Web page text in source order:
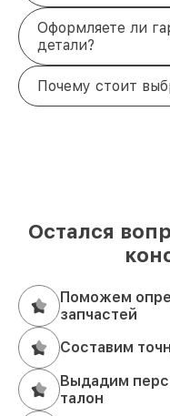
Оформляете ли
детали?
Почему стоит
Остался
Поможем
запчастей
Составим
Выдадим
талон